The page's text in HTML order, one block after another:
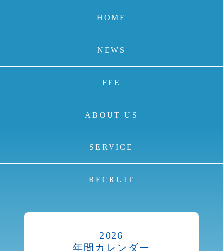
HOME
NEWS
FEE
ABOUT US
SERVICE
RECRUIT
2026
年間カレンダー